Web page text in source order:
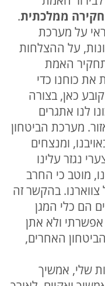
ממלכתית.
על מערכת
על ההצלחות
האמת
את כוחנו כדי
כאן, בצורה
לנו אתגרים
מערכת הביטחון
ומנצחים
נגזר עלינו
מוטב כי החרב
צווארנו. בהקשר זה
הם כלי המגן
ולא אתן
האחרים,
שלי, אמשיך